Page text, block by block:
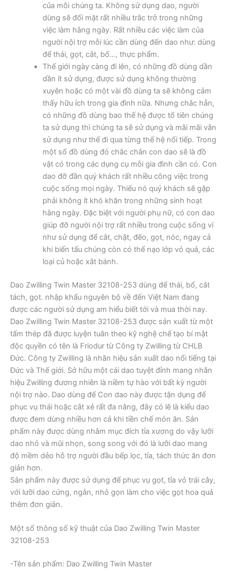
của mỗi chúng ta. Không sử dụng dao, người
dùng sẽ đối mặt rất nhiều trắc trở trong những
việc làm hằng ngày. Rất nhiều các việc làm của
người nội trợ mỗi lúc cần dùng đến dao như: dùng
để thái, gọt, cắt, bổ…, thực phẩm.
Thế giới ngày càng đi lên, có những đồ dùng dần
dần ít sử dụng, được sử dụng không thường
xuyên hoặc có một vài đồ dùng ta sẽ không cảm
thấy hữu ích trong gia đình nữa. Nhưng chắc hẳn,
có những đồ dùng bao thế hệ được tổ tiên chúng
ta sử dụng thì chúng ta sẽ sử dụng và mãi mãi vẫn
sử dụng như thế đi qua từng thế hệ nối tiếp. Trong
một số đồ dùng đó chắc chắn con dao sẽ là đồ
vật có trong các dụng cụ mỗi gia đình cần có. Con
dao đỡ đần quý khách rất nhiều công việc trong
cuộc sống mọi ngày. Thiếu nó quý khách sẽ gặp
phải không ít khó khăn trong những sinh hoạt
hằng ngày. Đặc biệt với người phụ nữ, có con dao
giúp đỡ người nội trợ rất nhiều trong cuộc sống ví
như sử dụng để cắt, chặt, đẽo, gọt, nóc, ngay cả
khi biến tấu chúng còn có thể nạo lớp vỏ quả, các
loại củ hoặc xắt bánh.
Dao Zwilling Twin Master 32108-253 dùng để thái, bổ, cắt
tách, gọt. nhập khẩu nguyên bộ về đến Việt Nam đang
được các người sử dụng am hiểu biết tới và mua thời nay.
Dao Zwilling Twin Master 32108-253 được sản xuất từ một
tấm thép đã được luyện tuân theo kỹ nghệ chế tạo bí mật
độc quyền có tên là Friodur từ Công ty Zwilling từ CHLB
Đức. Công ty Zwilling là nhãn hiệu sản xuất dao nổi tiếng tại
Đức và Thế giới. Sở hữu một cái dao tuyệt đỉnh mang nhãn
hiệu Zwilling đương nhiên là niềm tự hào với bất kỳ người
nội trợ nào. Dao dùng để Con dao này được tận dụng để
phục vụ thái hoặc cắt xẻ rất đa năng, đây có lẽ là kiểu dao
được đem dùng nhiều hơn cả khi tiền chế món ăn. Sản
phẩm này được dùng nhằm mục đích tỉa xương do vậy lưỡi
dao nhỏ và mũi nhọn, song song với đó là lưỡi dao mang
độ mềm dẻo hỗ trợ người đầu bếp lọc, tỉa, tách thức ăn đơn
giản hơn.
Sản phẩm này được sử dụng để phục vụ gọt, tỉa vỏ trái cây,
với lưỡi dao cứng, ngắn, nhỏ gọn làm cho việc gọt hoa quả
thêm đơn giản.
Một số thông số kỹ thuật của Dao Zwilling Twin Master
32108-253
-Tên sản phẩm: Dao Zwilling Twin Master